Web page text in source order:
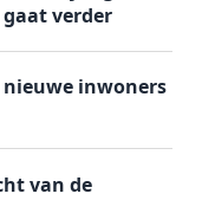
verder
inwoners
van de